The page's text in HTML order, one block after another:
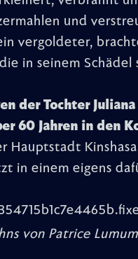
und
vergoldeter,
in seinem Schädel
der Tochter Juliana
60 Jahren in den
Hauptstadt
in einem eigens
von Patrice